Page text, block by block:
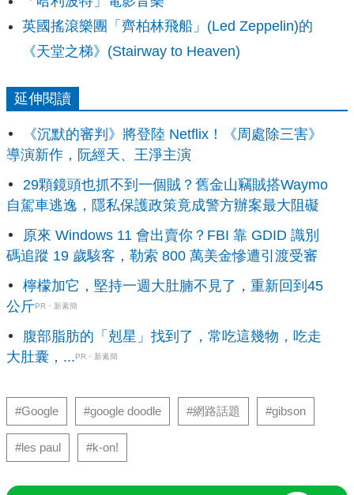
英國搖滾樂團「齊柏林飛船」(Led Zeppelin)的
《天堂之梯》(Stairway to Heaven)
延伸閱讀
《沉默的審判》將登陸 Netflix！《周處除三害》
導演新作，阮經天、王淨主演
29顆鏡頭也抓不到一個賊？舊金山竊賊搭Waymo
自駕車逃逸，隱私保護政策竟成警方辦案最大阻礙
原來 Windows 11 會出賣你？FBI 靠 GDID 識別
碼追蹤 19 歲駭客，勒索 800 萬美金慘遭引渡受審
檸檬加它，堅持一週大肚腩不見了，重新回到45
公斤PR・新素簡
腹部脂肪的「剋星」找到了，常吃這幾物，吃走
大肚囊，...PR・新素簡
#Google #google doodle #網路話題 #gibson
#les paul #k-on!